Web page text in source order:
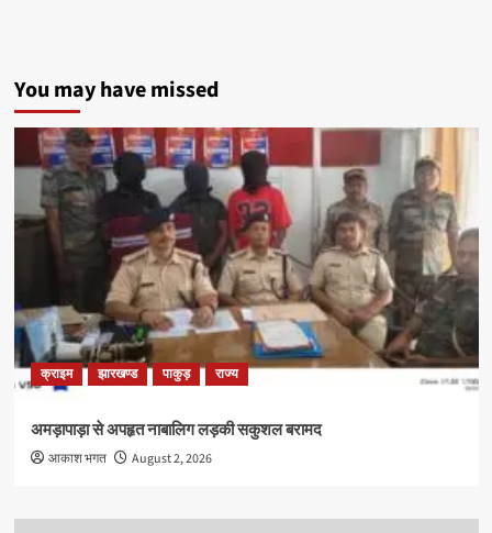
You may have missed
क्राइम झारखण्ड पाकुड़ राज्य
अमड़ापाड़ा से अपहृत नाबालिग लड़की सकुशल बरामद
आकाश भगत August 2, 2026